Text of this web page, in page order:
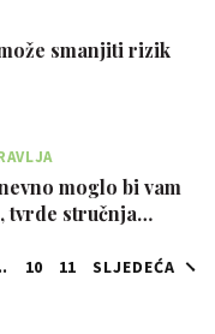
smanjiti rizik
moglo bi vam
tvrde stručnja…
10 11 SLJEDEĆA